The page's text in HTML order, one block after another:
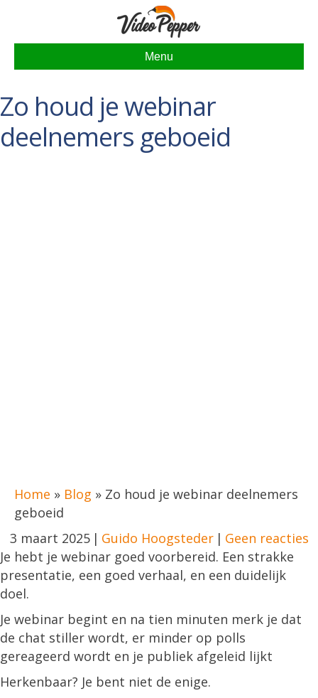
Menu
Zo houd je webinar
deelnemers geboeid
Home » Blog » Zo houd je webinar deelnemers
geboeid
3 maart 2025 | Guido Hoogsteder | Geen reacties
Je hebt je webinar goed voorbereid. Een strakke
presentatie, een goed verhaal, en een duidelijk
doel.
Je webinar begint en na tien minuten merk je dat
de chat stiller wordt, er minder op polls
gereageerd wordt en je publiek afgeleid lijkt
Herkenbaar? Je bent niet de enige.